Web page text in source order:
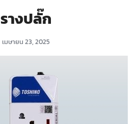
รางปลั๊ก
เมษายน 23, 2025